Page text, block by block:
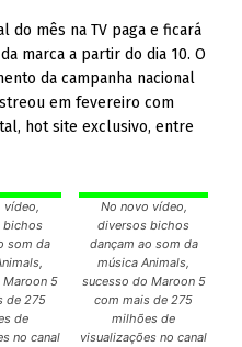
do mês na TV paga e ficará
marca a partir do dia 10. O
da campanha nacional
em fevereiro com
hot site exclusivo, entre
vídeo,
bichos
som da
Maroon 5
de 275
de
no canal
No novo vídeo,
diversos bichos
dançam ao som da
música Animals,
sucesso do Maroon 5
com mais de 275
milhões de
visualizações no canal